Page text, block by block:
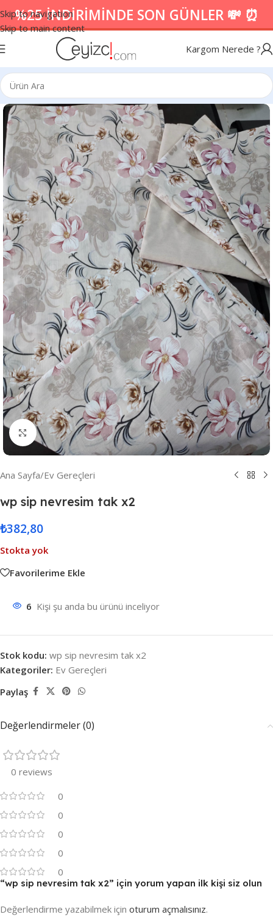
Skip to navigation
Skip to main content
%25 İNDİRİMİNDE SON GÜNLER 💸 ⏰
Kargom Nerede ?
Resmi Büyüt
Ana Sayfa/Ev Gereçleri
wp sip nevresim tak x2
₺382,80
Stokta yok
Favorilerime Ekle
6 Kişi şu anda bu ürünü inceliyor
Stok kodu: wp sip nevresim tak x2
Kategoriler: Ev Gereçleri
Paylaş
Değerlendirmeler (0)
0 reviews
0
0
0
0
0
“wp sip nevresim tak x2” için yorum yapan ilk kişi siz olun
Değerlendirme yazabilmek için oturum açmalısınız.